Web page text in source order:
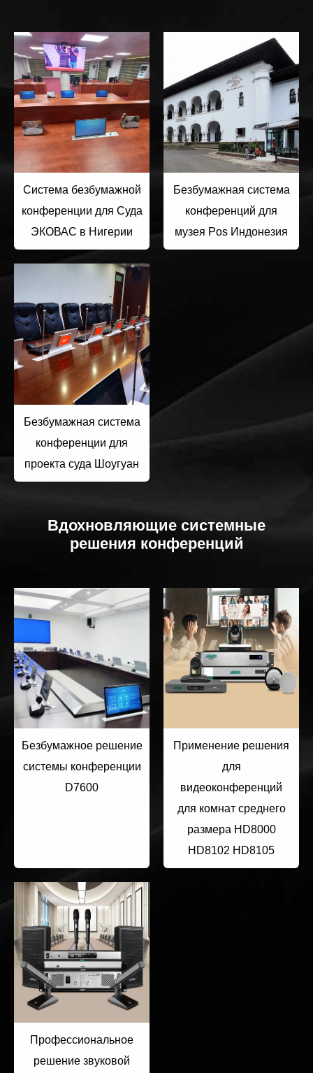
Система безбумажной
конференции для Суда
ЭКОВАС в Нигерии
Безбумажная система
конференций для
музея Pos Индонезия
Безбумажная система
конференции для
проекта суда Шоугуан
Вдохновляющие системные
решения конференций
Безбумажное решение
системы конференции
D7600
Применение решения
для
видеоконференций
для комнат среднего
размера HD8000
HD8102 HD8105
Профессиональное
решение звуковой